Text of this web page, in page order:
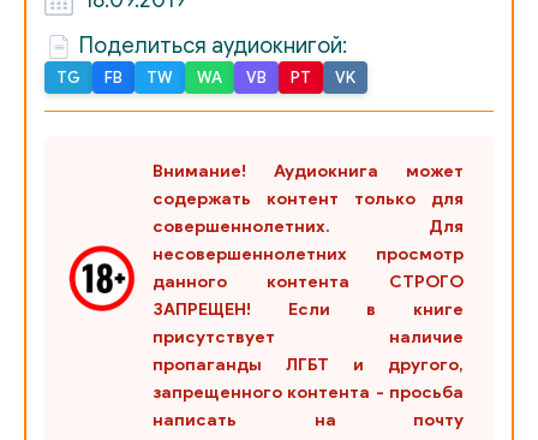
Поделиться аудиокнигой:
TG FB TW WA VB PT VK
Внимание! Аудиокнига может
содержать контент только для
совершеннолетних. Для
несовершеннолетних просмотр
данного контента СТРОГО
ЗАПРЕЩЕН! Если в книге
присутствует наличие
пропаганды ЛГБТ и другого,
запрещенного контента - просьба
написать на почту